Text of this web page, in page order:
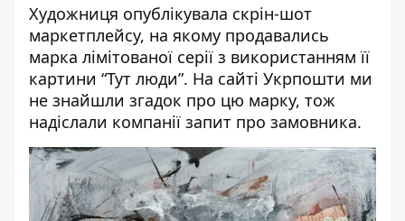
Художниця опублікувала скрін-шот
маркетплейсу, на якому продавались
марка лімітованої серії з використанням її
картини “Тут люди”. На сайті Укрпошти ми
не знайшли згадок про цю марку, тож
надіслали компанії запит про замовника.